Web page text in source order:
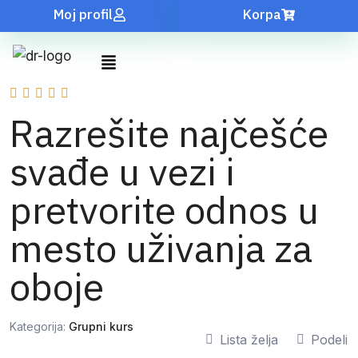
Moj profil Korpa
Razrešite najčešće
svađe u vezi i
pretvorite odnos u
mesto uživanja za
oboje
Kategorija: Grupni kurs
Lista želja Podeli